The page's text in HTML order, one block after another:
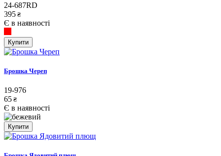
24-687RD
395 ₴
Є в наявності
Купити
Брошка Череп
19-976
65 ₴
Є в наявності
Купити